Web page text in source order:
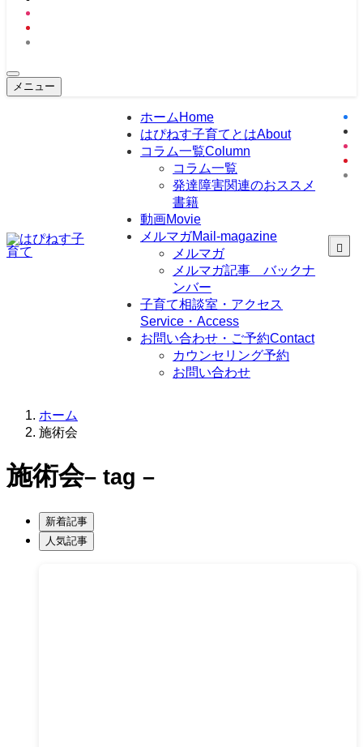
メニュー
ホーム Home
はぴねす子育てとはAbout
コラム一覧Column
コラム一覧
発達障害関連のおススメ
書籍
動画Movie
メルマガMail-magazine
メルマガ
メルマガ記事 バックナ
ンバー
子育て相談室・アクセス
Service・Access
お問い合わせ・ご予約Contact
カウンセリング予約
お問い合わせ
ホーム
施術会
施術会– tag –
新着記事
人気記事